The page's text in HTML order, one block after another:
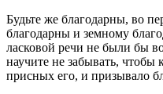
Будьте же благодарны, во
благодарны и земному
ласковой речи не были бы
научите не забывать, чтобы
присных его, и призывало